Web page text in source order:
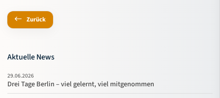
Zurück
Aktuelle News
29.06.2026
Drei Tage Berlin – viel gelernt, viel mitgenommen